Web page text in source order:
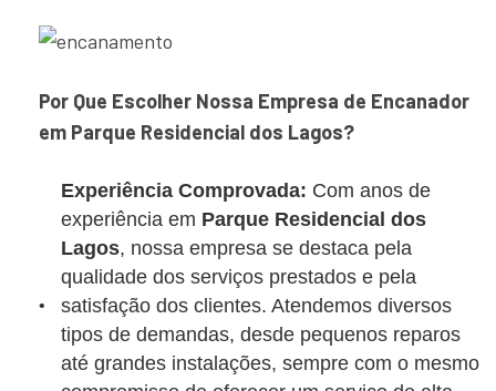
Por Que Escolher Nossa Empresa de Encanador
em Parque Residencial dos Lagos?
Experiência Comprovada: Com anos de
experiência em Parque Residencial dos
Lagos, nossa empresa se destaca pela
qualidade dos serviços prestados e pela
satisfação dos clientes. Atendemos diversos
tipos de demandas, desde pequenos reparos
até grandes instalações, sempre com o mesmo